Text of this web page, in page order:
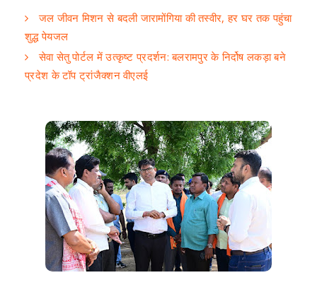
जल जीवन मिशन से बदली जारामोंगिया की तस्वीर, हर घर तक पहुंचा
शुद्ध पेयजल
सेवा सेतु पोर्टल में उत्कृष्ट प्रदर्शन: बलरामपुर के निर्दोष लकड़ा बने
प्रदेश के टॉप ट्रांजैक्शन वीएलई